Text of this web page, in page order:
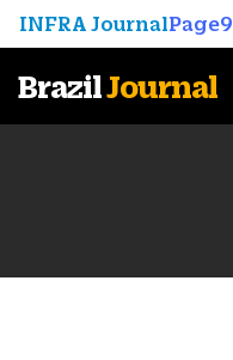
INFRA JournalPage9
BrazilJournal